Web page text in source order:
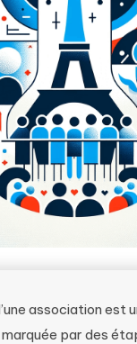
association est
par des